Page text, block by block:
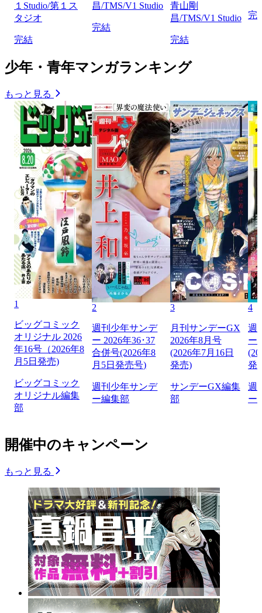
１Studio/第１ス
タジオ
完結
昌/TMS/V1 Studio
完結
青山剛
昌/TMS/V1 Studio
完結
完
少年・青年マンガランキング
もっと見る
1
ビッグコミック
オリジナル 2026
年16号（2026年8
月5日発売)
ビッグコミック
オリジナル編集
部
2
週刊少年サンデ
ー 2026年36･37
合併号(2026年8
月5日発売号)
週刊少年サンデ
ー編集部
3
月刊サンデーGX
2026年8月号
(2026年7月16日
発売)
サンデーGX編集
部
4
週
ー
発
週
ー
開催中のキャンペーン
もっと見る